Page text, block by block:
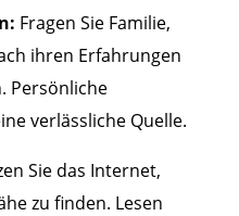
Fragen Sie Familie,
ihren Erfahrungen
Persönliche
verlässliche Quelle.
Sie das Internet,
zu finden. Lesen